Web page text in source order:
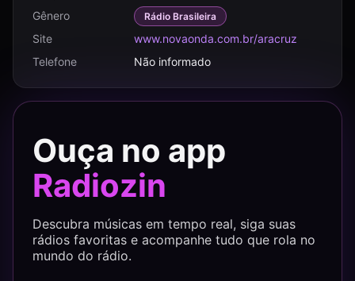
Gênero
Rádio Brasileira
Site
www.novaonda.com.br/aracruz
Telefone
Não informado
Ouça no app
Radiozin
Descubra músicas em tempo real, siga suas
rádios favoritas e acompanhe tudo que rola no
mundo do rádio.